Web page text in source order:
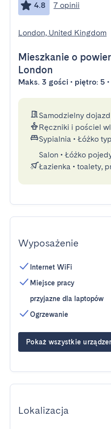
4.8 7 opinii
London, United Kingdom
Mieszkanie o
London
Maks. 3 gości • piętro: 5
Samodzielny dojazd
Ręczniki i pościel
Sypialnia • Łóżko
Salon • Łóżko
Łazienka • toalety,
Wyposażenie
Internet WiFi
Miejsce pracy
przyjazne dla laptopów
Ogrzewanie
Pokaż wszystkie
Lokalizacja